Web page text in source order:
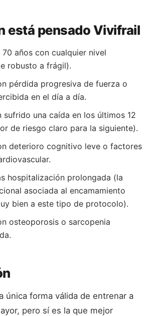
está pensado Vivifrail
70 años con cualquier nivel
robusto a frágil).
pérdida progresiva de fuerza o
en el día a día.
sufrido una caída en los últimos 12
de riesgo claro para la siguiente).
deterioro cognitivo leve o factores
hospitalización prolongada (la
asociada al encamamiento
bien a este tipo de protocolo).
osteoporosis o sarcopenia
única forma válida de entrenar a
pero sí es la que mejor